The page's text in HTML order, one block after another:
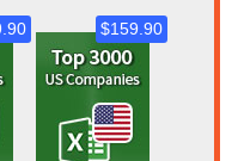
$159.90